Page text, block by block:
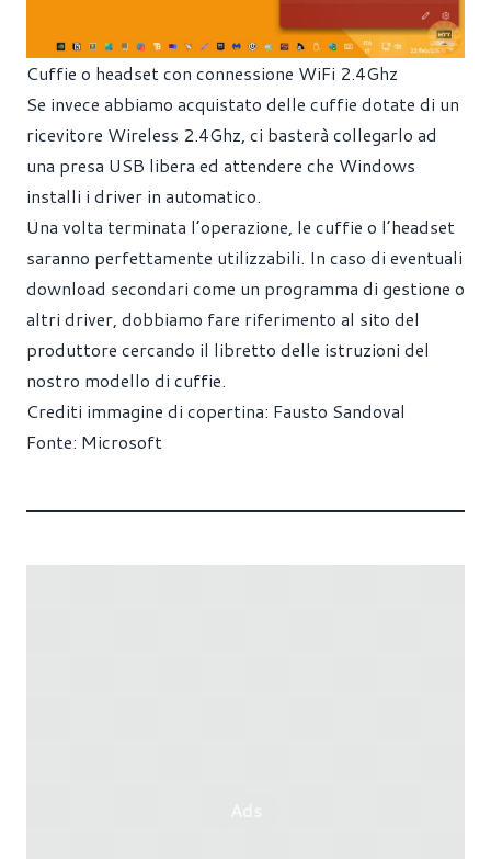
Cuffie o headset con connessione WiFi 2.4Ghz
Se invece abbiamo acquistato delle cuffie dotate di un
ricevitore Wireless 2.4Ghz, ci basterà collegarlo ad
una presa USB libera ed attendere che Windows
installi i driver in automatico.
Una volta terminata l’operazione, le cuffie o l’headset
saranno perfettamente utilizzabili. In caso di eventuali
download secondari come un programma di gestione o
altri driver, dobbiamo fare riferimento al sito del
produttore cercando il libretto delle istruzioni del
nostro modello di cuffie.
Crediti immagine di copertina: Fausto Sandoval
Fonte: Microsoft